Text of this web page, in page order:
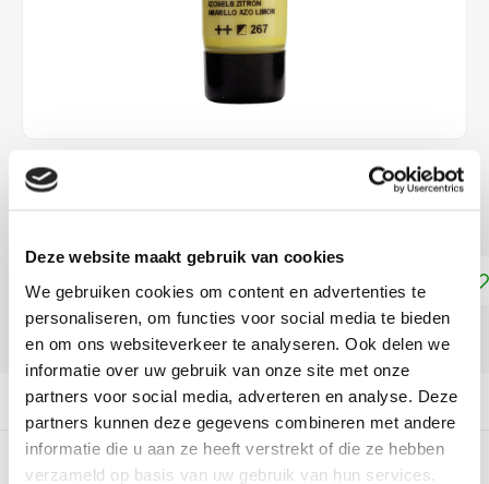
Deze website maakt gebruik van cookies
We gebruiken cookies om content en advertenties te
personaliseren, om functies voor social media te bieden
en om ons websiteverkeer te analyseren. Ook delen we
informatie over uw gebruik van onze site met onze
partners voor social media, adverteren en analyse. Deze
partners kunnen deze gegevens combineren met andere
informatie die u aan ze heeft verstrekt of die ze hebben
verzameld op basis van uw gebruik van hun services.
€1,90
Toevoegen aan winkelwagen
DELEN:
Productomschrijving
Gerelateerde producten